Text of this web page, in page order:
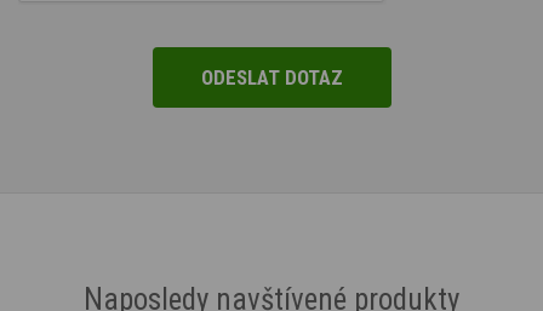
Naposledy navštívené produkty